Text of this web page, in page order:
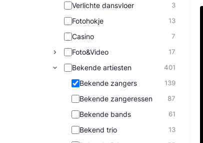
Verlichte dansvloer 3
Fotohokje 13
Casino 7
Foto&Video 17
Bekende artiesten 401
Bekende zangers 139
Bekende zangeressen 87
Bekende bands 61
Bekend trio 13